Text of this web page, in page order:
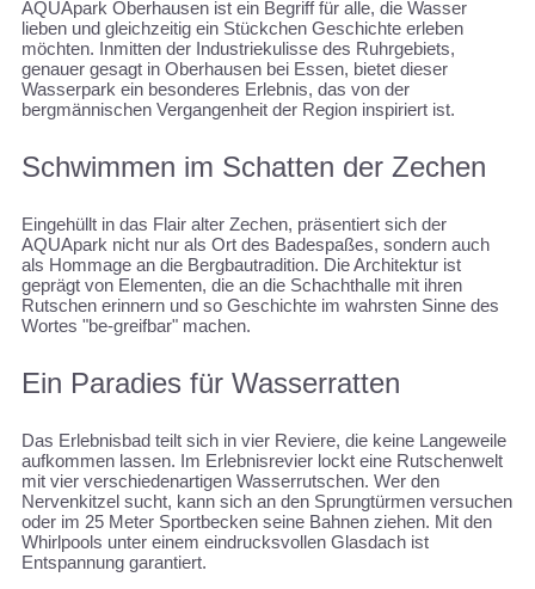
AQUApark Oberhausen ist ein Begriff für alle, die Wasser
lieben und gleichzeitig ein Stückchen Geschichte erleben
möchten. Inmitten der Industriekulisse des Ruhrgebiets,
genauer gesagt in Oberhausen bei Essen, bietet dieser
Wasserpark ein besonderes Erlebnis, das von der
bergmännischen Vergangenheit der Region inspiriert ist.
Schwimmen im Schatten der Zechen
Eingehüllt in das Flair alter Zechen, präsentiert sich der
AQUApark nicht nur als Ort des Badespaßes, sondern auch
als Hommage an die Bergbautradition. Die Architektur ist
geprägt von Elementen, die an die Schachthalle mit ihren
Rutschen erinnern und so Geschichte im wahrsten Sinne des
Wortes "be-greifbar" machen.
Ein Paradies für Wasserratten
Das Erlebnisbad teilt sich in vier Reviere, die keine Langeweile
aufkommen lassen. Im Erlebnisrevier lockt eine Rutschenwelt
mit vier verschiedenartigen Wasserrutschen. Wer den
Nervenkitzel sucht, kann sich an den Sprungtürmen versuchen
oder im 25 Meter Sportbecken seine Bahnen ziehen. Mit den
Whirlpools unter einem eindrucksvollen Glasdach ist
Entspannung garantiert.